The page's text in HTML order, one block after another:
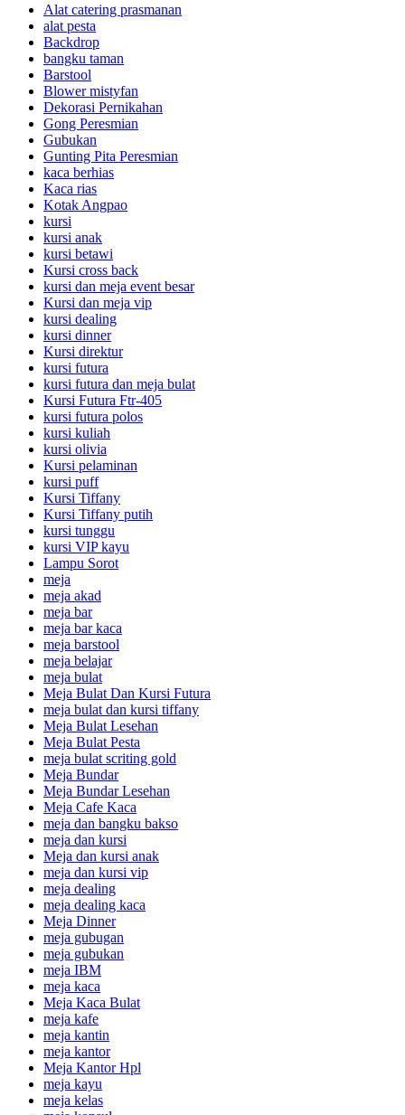
Alat catering prasmanan
alat pesta
Backdrop
bangku taman
Barstool
Blower mistyfan
Dekorasi Pernikahan
Gong Peresmian
Gubukan
Gunting Pita Peresmian
kaca berhias
Kaca rias
Kotak Angpao
kursi
kursi anak
kursi betawi
Kursi cross back
kursi dan meja event besar
Kursi dan meja vip
kursi dealing
kursi dinner
Kursi direktur
kursi futura
kursi futura dan meja bulat
Kursi Futura Ftr-405
kursi futura polos
kursi kuliah
kursi olivia
Kursi pelaminan
kursi puff
Kursi Tiffany
Kursi Tiffany putih
kursi tunggu
kursi VIP kayu
Lampu Sorot
meja
meja akad
meja bar
meja bar kaca
meja barstool
meja belajar
meja bulat
Meja Bulat Dan Kursi Futura
meja bulat dan kursi tiffany
Meja Bulat Lesehan
Meja Bulat Pesta
meja bulat scriting gold
Meja Bundar
Meja Bundar Lesehan
Meja Cafe Kaca
meja dan bangku bakso
meja dan kursi
Meja dan kursi anak
meja dan kursi vip
meja dealing
meja dealing kaca
Meja Dinner
meja gubugan
meja gubukan
meja IBM
meja kaca
Meja Kaca Bulat
meja kafe
meja kantin
meja kantor
Meja Kantor Hpl
meja kayu
meja kelas